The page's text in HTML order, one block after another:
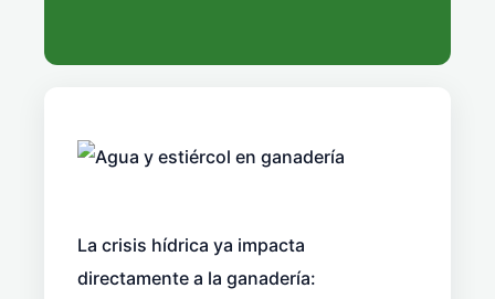
La crisis hídrica ya impacta
directamente a la ganadería: